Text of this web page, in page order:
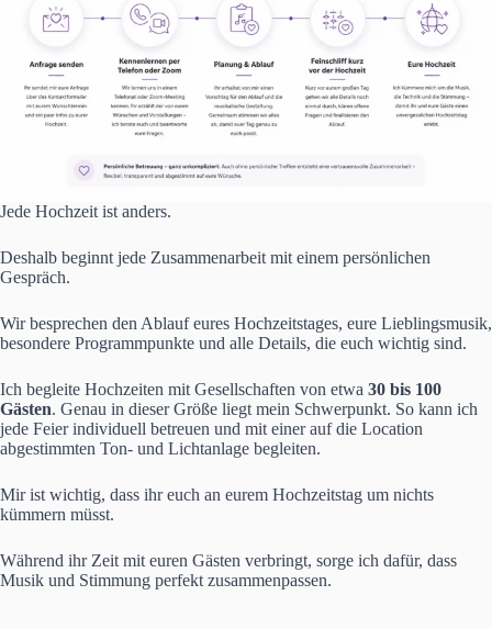
Jede Hochzeit ist anders.
Deshalb beginnt jede Zusammenarbeit mit einem persönlichen
Gespräch.
Wir besprechen den Ablauf eures Hochzeitstages, eure Lieblingsmusik,
besondere Programmpunkte und alle Details, die euch wichtig sind.
Ich begleite Hochzeiten mit Gesellschaften von etwa 30 bis 100
Gästen. Genau in dieser Größe liegt mein Schwerpunkt. So kann ich
jede Feier individuell betreuen und mit einer auf die Location
abgestimmten Ton- und Lichtanlage begleiten.
Mir ist wichtig, dass ihr euch an eurem Hochzeitstag um nichts
kümmern müsst.
Während ihr Zeit mit euren Gästen verbringt, sorge ich dafür, dass
Musik und Stimmung perfekt zusammenpassen.